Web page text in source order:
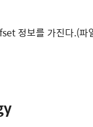
정보를 가진다.(파